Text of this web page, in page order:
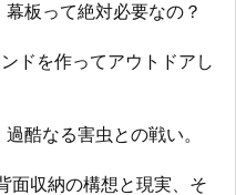
板って絶対必要なの？
ドを作ってアウトドアし
酷なる害虫との戦い。
面収納の構想と現実、そ